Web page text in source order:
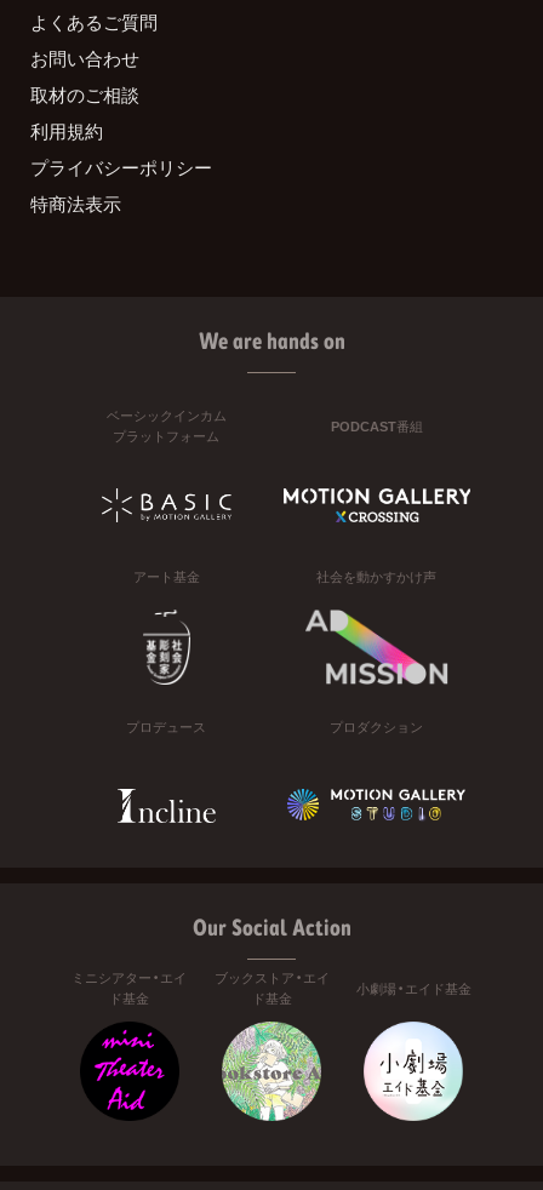
よくあるご質問
お問い合わせ
取材のご相談
利用規約
プライバシーポリシー
特商法表示
We are hands on
ベーシックインカム
プラットフォーム
PODCAST番組
アート基金 社会を動かすかけ声
プロデュース プロダクション
Our Social Action
ミニシアター・エイ
ド基金
ブックストア・エイ
ド基金
小劇場・エイド基金